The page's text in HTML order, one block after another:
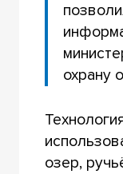
охрану
озер,